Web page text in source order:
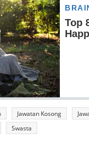
Jawatan Kosong
Swasta